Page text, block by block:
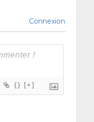
Connexion
{} [+]